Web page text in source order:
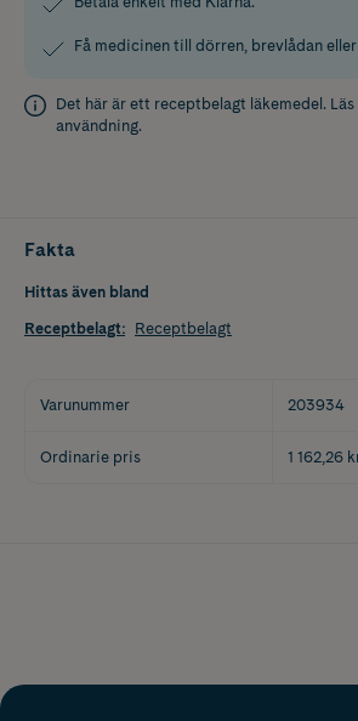
Få medicinen till dörren, brevlådan
Det här är ett receptbelagt läkemedel. Läs
användning.
Fakta
Hittas även bland
Receptbelagt: Receptbelagt
Varunummer 203934
Ordinarie pris 1 162,26